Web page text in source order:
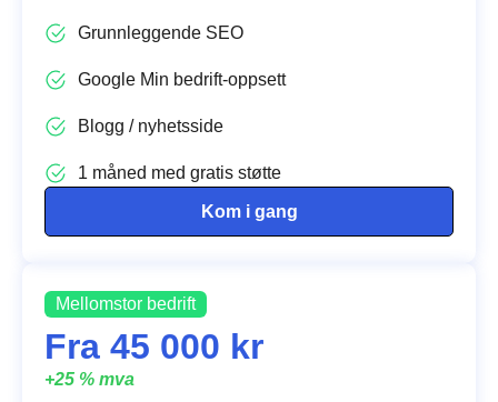
Grunnleggende SEO
Google Min bedrift-oppsett
Blogg / nyhetsside
1 måned med gratis støtte
Kom i gang
Mellomstor bedrift
Fra 45 000 kr
+25 % mva